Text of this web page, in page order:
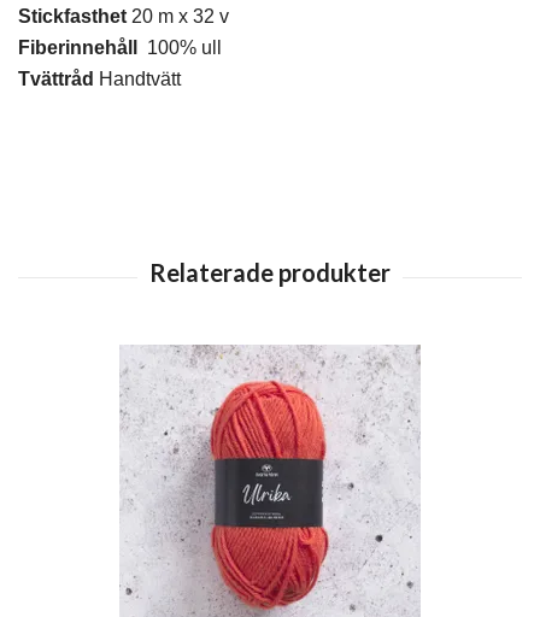
Stickfasthet 20 m x 32 v
Fiberinnehåll
100% ull
Tvättråd Handtvätt